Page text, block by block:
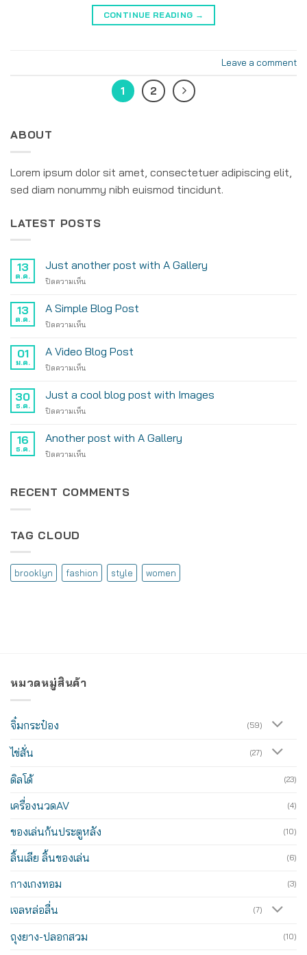
CONTINUE READING →
Leave a comment
1 2
ABOUT
Lorem ipsum dolor sit amet, consectetuer adipiscing elit,
sed diam nonummy nibh euismod tincidunt.
LATEST POSTS
13
ต.ค.
Just another post with A Gallery
ปิดความเห็น
another
Gallery
13
ต.ค.
A Simple Blog Post
ปิดความเห็น
Simple
Blog
01
ม.ค.
A Video Blog Post
ปิดความเห็น
Video
30
ธ.ค.
Just a cool blog post with Images
ปิดความเห็น
cool
Images
16
ธ.ค.
Another post with A Gallery
ปิดความเห็น
with
RECENT COMMENTS
TAG CLOUD
brooklyn fashion style women
หมวดหมู่สินค้า
จิ๋มกระป๋อง (59)
ไข่สั่น (27)
ดิลโด้ (23)
เครื่องนวดAV (4)
ของเล่นก้นประตูหลัง (10)
ลิ้นเลีย ลิ้นของเล่น (6)
กางเกงทอม (3)
เจลหล่อลื่น (7)
ถุงยาง-ปลอกสวม (10)